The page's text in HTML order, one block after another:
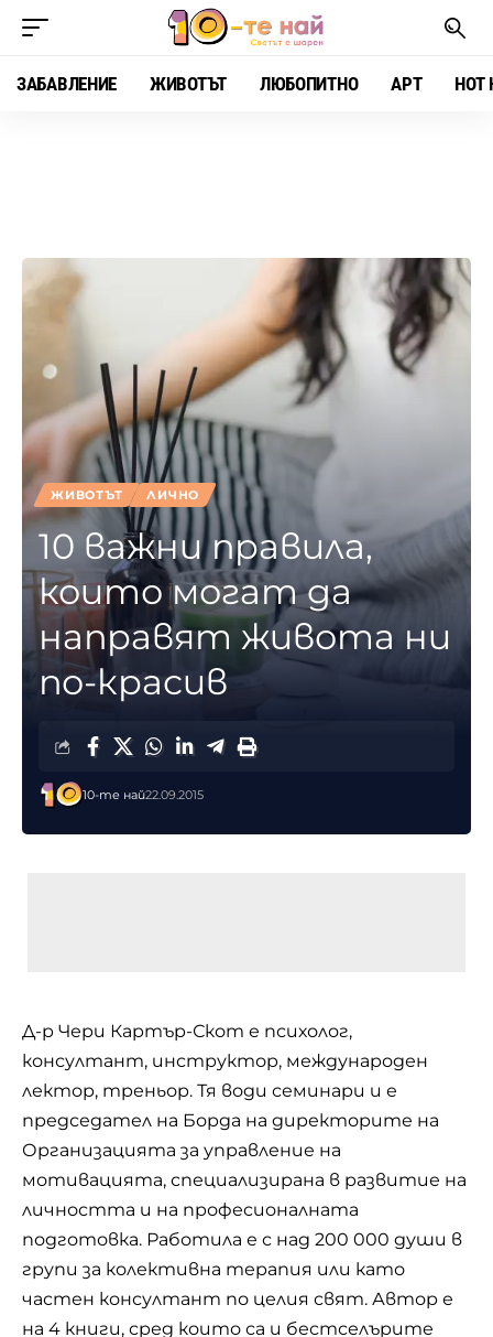
ЗАБАВЛЕНИЕ ЖИВОТЪТ ЛЮБОПИТНО АРТ HOT
ЖИВОТЪТ ЛИЧНО
10 важни правила,
които могат да
направят живота ни
по-красив
10-те най22.09.2015
Д-р Чери Картър-Скот е психолог,
консултант, инструктор, международен
лектор, треньор. Тя води семинари и е
председател на Борда на директорите на
Организацията за управление на
мотивацията, специализирана в развитие на
личността и на професионалната
подготовка. Работила е с над 200 000 души в
групи за колективна терапия или като
частен консултант по целия свят. Автор е
на 4 книги, сред които са и бестселърите